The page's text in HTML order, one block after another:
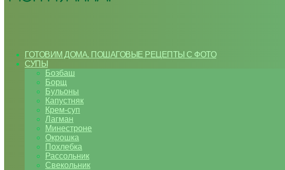
ГОТОВИМ ДОМА. ПОШАГОВЫЕ РЕЦЕПТЫ С ФОТО
СУПЫ
Бозбаш
Борщ
Бульоны
Капустняк
Крем-суп
Лагман
Минестроне
Окрошка
Похлебка
Рассольник
Свекольник